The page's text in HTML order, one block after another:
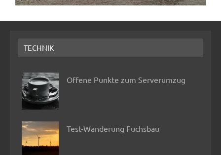
TECHNIK
Offene Punkte zum Serverumzug
Test-Wanderung Fuchsbau